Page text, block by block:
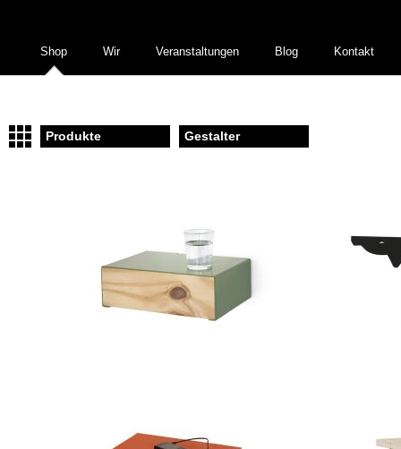
Shop Wir Veranstaltungen Blog Kontakt
Produkte Gestalter